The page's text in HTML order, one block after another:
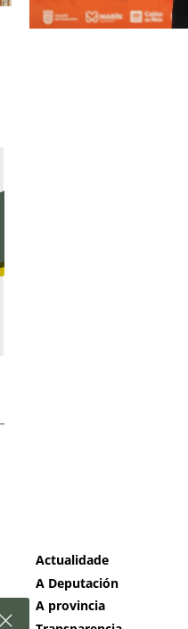
Actualidade
A Deputación
A provincia